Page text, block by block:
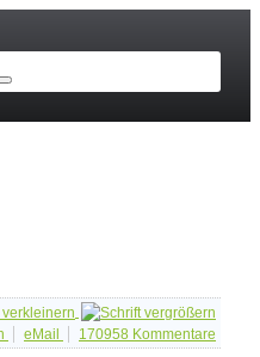
eMail 170958 Kommentare